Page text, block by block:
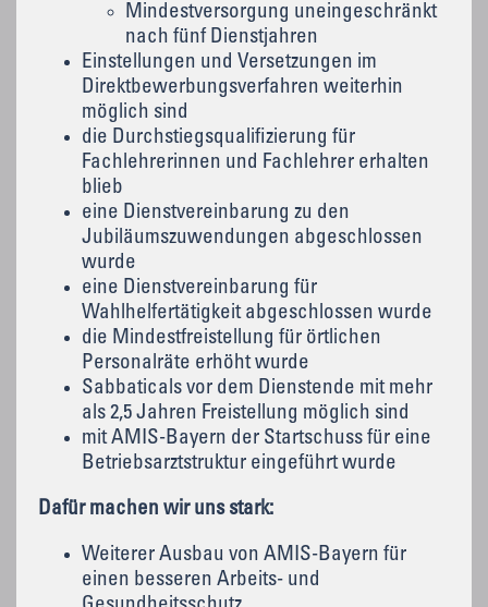
Mindestversorgung uneingeschränkt
nach fünf Dienstjahren
Einstellungen und Versetzungen im
Direktbewerbungsverfahren weiterhin
möglich sind
die Durchstiegsqualifizierung für
Fachlehrerinnen und Fachlehrer erhalten
blieb
eine Dienstvereinbarung zu den
Jubiläumszuwendungen abgeschlossen
wurde
eine Dienstvereinbarung für
Wahlhelfertätigkeit abgeschlossen wurde
die Mindestfreistellung für örtlichen
Personalräte erhöht wurde
Sabbaticals vor dem Dienstende mit mehr
als 2,5 Jahren Freistellung möglich sind
mit AMIS-Bayern der Startschuss für eine
Betriebsarztstruktur eingeführt wurde
Dafür machen wir uns stark:
Weiterer Ausbau von AMIS-Bayern für
einen besseren Arbeits- und